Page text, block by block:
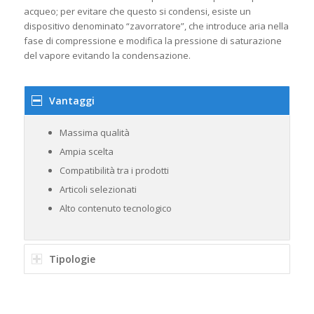
acqueo; per evitare che questo si condensi, esiste un
dispositivo denominato “zavorratore”, che introduce aria nella
fase di compressione e modifica la pressione di saturazione
del vapore evitando la condensazione.
Vantaggi
Massima qualità
Ampia scelta
Compatibilità tra i prodotti
Articoli selezionati
Alto contenuto tecnologico
Tipologie